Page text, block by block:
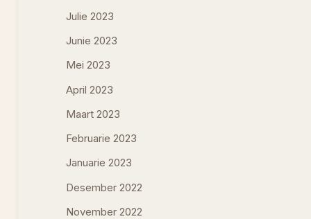
Julie 2023
Junie 2023
Mei 2023
April 2023
Maart 2023
Februarie 2023
Januarie 2023
Desember 2022
November 2022